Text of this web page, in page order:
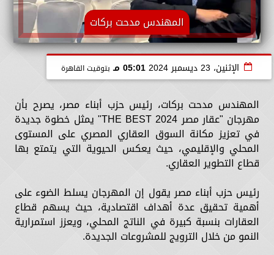
المهندس مدحت بركات
الإثنين، 23 ديسمبر 2024 05:01 مـ بتوقيت القاهرة
المهندس مدحت بركات، رئيس حزب أبناء مصر، يصرح بأن
مهرجان "عقار مصر THE BEST 2024" يمثل خطوة جديدة
في تعزيز مكانة السوق العقاري المصري على المستوى
المحلي والإقليمي، حيث يعكس الحيوية التي يتمتع بها
قطاع التطوير العقاري.
رئيس حزب أبناء مصر يقول إن المهرجان يسلط الضوء على
أهمية تحقيق عدة أهداف اقتصادية، حيث يسهم قطاع
العقارات بنسبة كبيرة في الناتج المحلي، ويعزز استمرارية
النمو من خلال الترويج للمشروعات الجديدة.